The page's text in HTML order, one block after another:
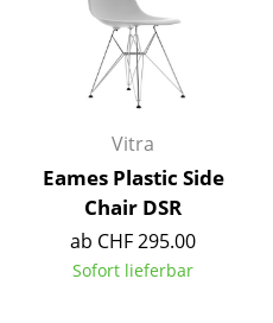
Gartentische
Servierwagen
Einzelteile
... alle Tische
Aufbewahren
Regale & Schränke
Vitra
Eames Plastic Side
Chair DSR
ab CHF 295.00
Sofort lieferbar